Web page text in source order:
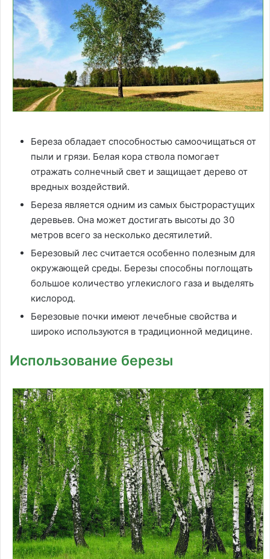
Береза обладает способностью самоочищаться от
пыли и грязи. Белая кора ствола помогает
отражать солнечный свет и защищает дерево от
вредных воздействий.
Береза является одним из самых быстрорастущих
деревьев. Она может достигать высоты до 30
метров всего за несколько десятилетий.
Березовый лес считается особенно полезным для
окружающей среды. Березы способны поглощать
большое количество углекислого газа и выделять
кислород.
Березовые почки имеют лечебные свойства и
широко используются в традиционной медицине.
Использование березы